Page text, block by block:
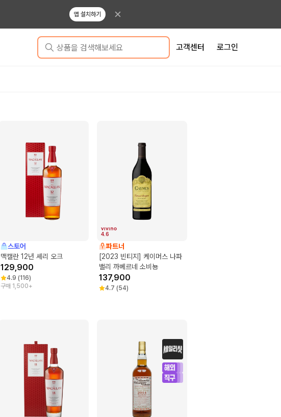
앱 설치하기
상품을 검색해보세요 고객센터 로그인
스토어
맥캘란 12년 셰리 오크
129,900
4.9 (116)
구매 1,500+
4.6
파트너
[2023 빈티지] 케이머스 나파
밸리 까베르네 소비뇽
137,900
4.7 (54)